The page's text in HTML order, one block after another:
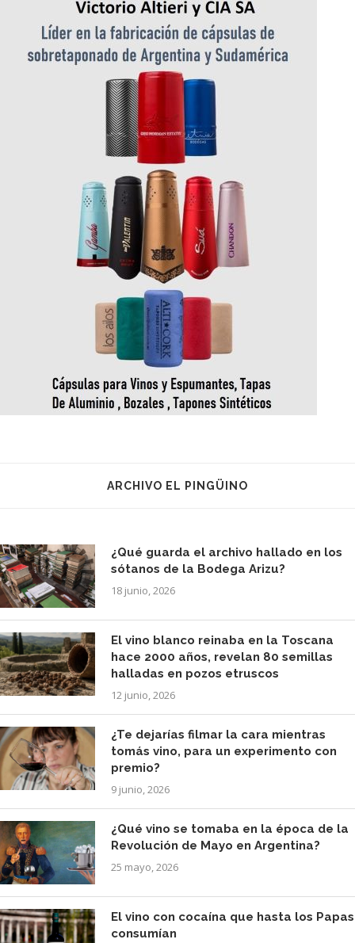
ARCHIVO EL PINGÜINO
¿Qué guarda el archivo hallado en los
sótanos de la Bodega Arizu?
18 junio, 2026
El vino blanco reinaba en la Toscana
hace 2000 años, revelan 80 semillas
halladas en pozos etruscos
12 junio, 2026
¿Te dejarías filmar la cara mientras
tomás vino, para un experimento con
premio?
9 junio, 2026
¿Qué vino se tomaba en la época de la
Revolución de Mayo en Argentina?
25 mayo, 2026
El vino con cocaína que hasta los Papas
consumían